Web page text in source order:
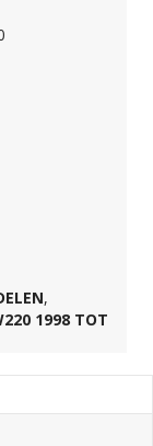
,
1998 TOT